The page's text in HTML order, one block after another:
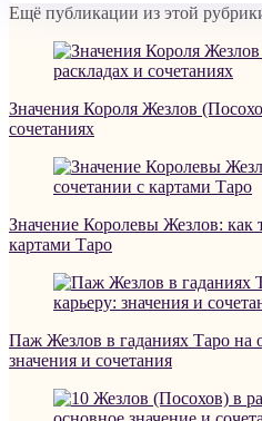
Ещё публикации из этой
Значения Короля Жезлов
сочетаниях
Значение Королевы Жезлов: как
картами Таро
Паж Жезлов в гаданиях Таро на
значения и сочетания